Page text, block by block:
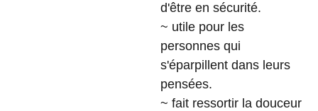
d'être en sécurité.
~ utile pour les
personnes qui
s'éparpillent dans leurs
pensées.
~ fait ressortir la douceur